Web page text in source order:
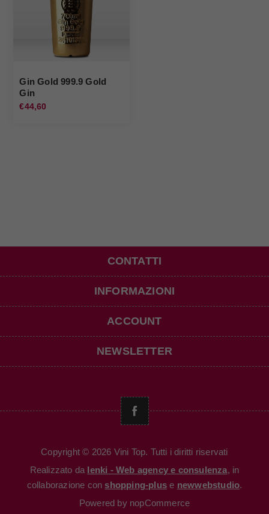
Gin Gold 999.9 Gold
Gin
€44,60
CONTATTI
INFORMAZIONI
ACCOUNT
NEWSLETTER
Copyright © 2026 Vini Top. Tutti i diritti riservati
Realizzato da Ienki - Web agency e consulenza, in
collaborazione con shopping-plus e newwebstudio.
Powered by nopCommerce